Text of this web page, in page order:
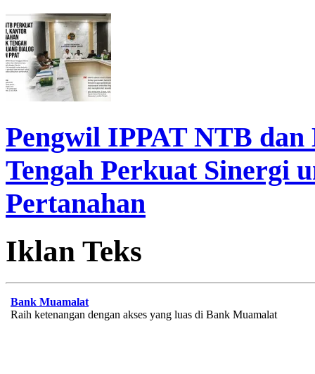
Pengwil IPPAT NTB
Tengah Perkuat Sinergi
Pertanahan
Iklan Teks
Bank Muamalat
Raih ketenangan dengan akses yang luas di Bank Muamalat